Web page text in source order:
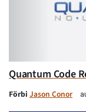
Quantum Code
Förbi Jason Conor